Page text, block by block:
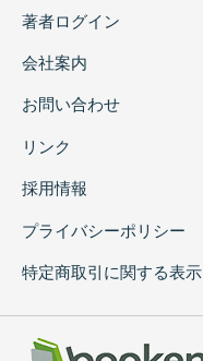
著者ログイン
会社案内
お問い合わせ
リンク
採用情報
プライバシーポリシー
特定商取引に関する表示